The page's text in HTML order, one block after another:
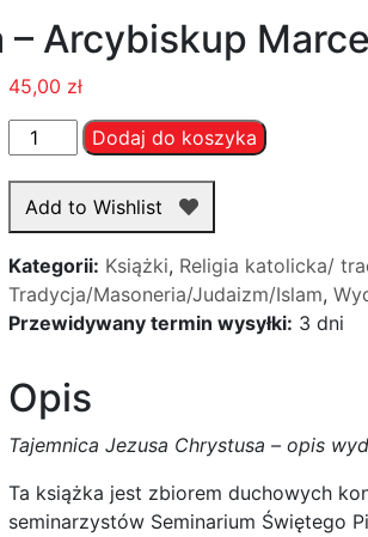
Arcybiskup
45,00 zł
ilość
Tajemnica
Jezusa
Chrystusa
Arcybiskup
Marcel
Lefebvre
Dodaj do koszyka
Add to Wishlist
Kategorii: Książki, Religia katolicka/
Tradycja/Masoneria/Judaizm/Islam,
Przewidywany termin wysyłki: 3 dni
Opis
Tajemnica Jezusa Chrystusa – opis
Ta książka jest zbiorem duchowych
seminarzystów Seminarium Świętego